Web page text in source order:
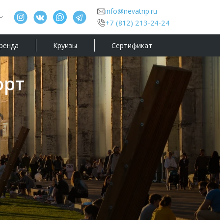
info@nevatrip.ru
+7 (812) 213-24-24
Круизы Сертификат
Прогулки и экскурсии
События и праздники
Круизы из Санкт-Петербурга